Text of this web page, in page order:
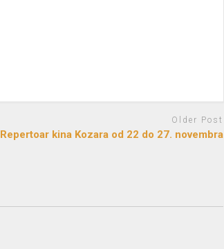
Older Post
Repertoar kina Kozara od 22 do 27. novembra